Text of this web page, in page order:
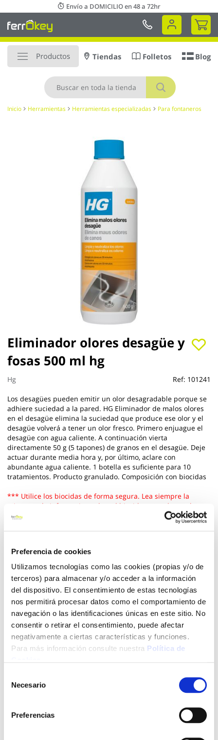
Preferencia de cookies
Utilizamos tecnologías como las cookies (propias y/o de
terceros) para almacenar y/o acceder a la información
del dispositivo. El consentimiento de estas tecnologías
nos permitirá procesar datos como el comportamiento de
navegación o las identificaciones únicas en este sitio. No
consentir o retirar el consentimiento, puede afectar
negativamente a ciertas características y funciones.
Para más información consulte nuestra Política de
Necesario
Preferencias
al
contenido
Envío a DOMICILIO en 48 a 72hr
Mi
Productos
Buscar
Tiendas Folletos Blog
Inicio Herramientas Herramientas especializadas Para fontaneros
Eliminador olores desagüe y
fosas 500 ml hg
Hg Ref: 101241
Los desagües pueden emitir un olor desagradable porque se
adhiere suciedad a la pared. HG Eliminador de malos olores
en el desagüe elimina la suciedad que produce ese olor y el
desagüe volverá a tener un olor fresco. Primero enjuague el
desagüe con agua caliente. A continuación vierta
directamente 50 g (5 tapones) de granos en el desagüe. Deje
actuar durante media hora y, por último, aclare con
abundante agua caliente. 1 botella es suficiente para 10
tratamientos. Producto granulado. Composición con biocidas
*** Utilice los biocidas de forma segura. Lea siempre la
etiqueta y la informacion sobre el biocida antes de usarlo
Ver más
Añadir al carrito
Click&Collect - Recogida gratis
en nuestras tiendas
Envío a domicilio:
5 días hábiles
+ INFO
Saltar
al
comienzo
de
la
galería
de
imágenes